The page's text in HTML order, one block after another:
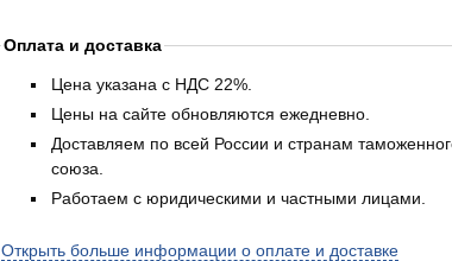
Оплата и доставка
Цена указана с НДС 22%.
Цены на сайте обновляются ежедневно.
Доставляем по всей России и странам
союза.
Работаем с юридическими и частными лицами.
Открыть больше информации о оплате и доставке